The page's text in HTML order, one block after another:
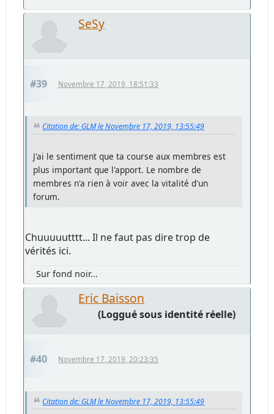
SeSy
#39 Novembre 17, 2019, 18:51:33
Citation de: GLM le Novembre 17, 2019, 13:55:49
J'ai le sentiment que ta course aux membres est
plus important que l'apport. Le nombre de
membres n'a rien à voir avec la vitalité d'un
forum.
Chuuuuutttt... Il ne faut pas dire trop de
vérités ici.
Sur fond noir...
Eric Baisson
(Loggué sous identité réelle)
#40 Novembre 17, 2019, 20:23:35
Citation de: GLM le Novembre 17, 2019, 13:55:49